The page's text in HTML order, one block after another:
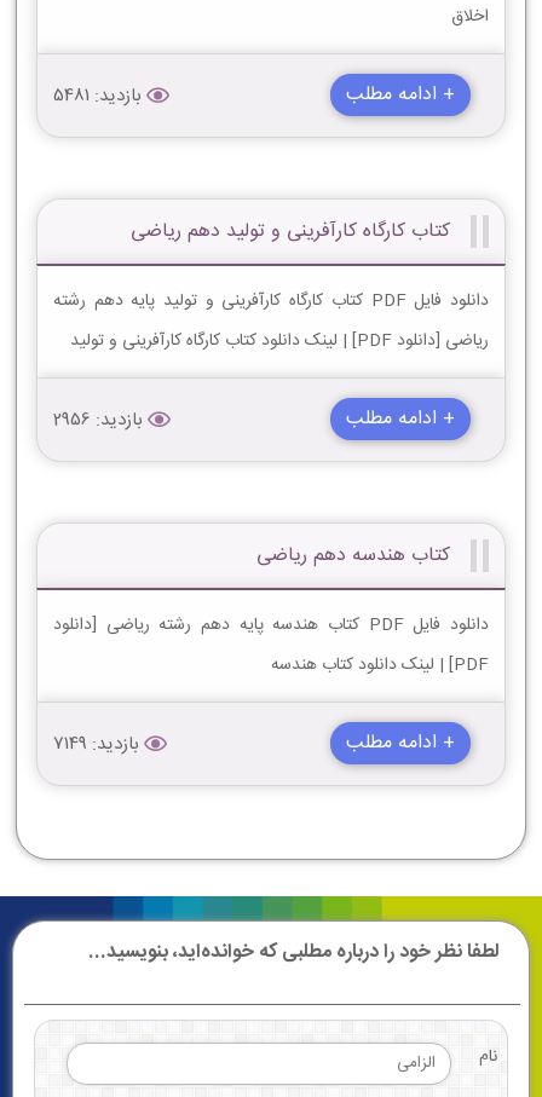
اخلاق
+ ادامه مطلب بازدید: 5481
کتاب کارگاه کارآفرینی و تولید دهم ریاضی
دانلود فایل PDF کتاب کارگاه کارآفرینی و تولید پایه دهم رشته
ریاضی [دانلود PDF] | لینک دانلود کتاب کارگاه کارآفرینی و تولید
+ ادامه مطلب بازدید: 2956
کتاب هندسه دهم ریاضی
دانلود فایل PDF کتاب هندسه پایه دهم رشته ریاضی [دانلود
PDF] | لینک دانلود کتاب هندسه
+ ادامه مطلب بازدید: 7149
لطفا نظر خود را درباره مطلبی که خوانده‌اید، بنویسید...
نام